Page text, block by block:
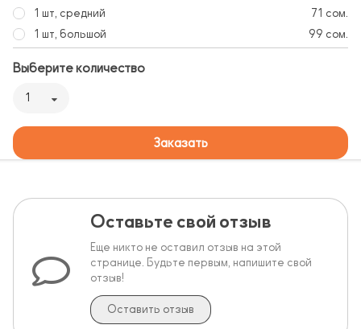
1 шт, средний
71 сом.
1 шт, большой
99 сом.
Выберите количество
1
Заказать
Оставьте свой отзыв
Еще никто не оставил отзыв на этой
странице. Будьте первым, напишите свой
отзыв!
Оставить отзыв